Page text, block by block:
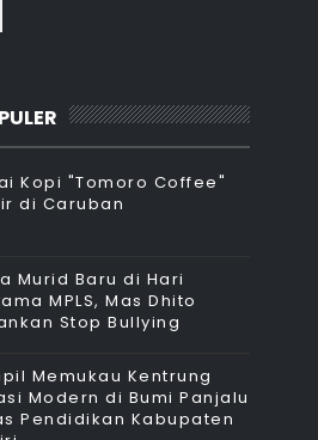
Kopi "Tomoro Coffee"
di Caruban
Murid Baru di Hari
MPLS, Mas Dhito
Stop Bullying
Memukau Kentrung
Modern di Bumi Panjalu
Pendidikan Kabupaten